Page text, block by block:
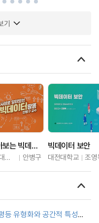
기
사례로 알아보는 빅데이터 활용
부산디지털대학교 안병구
빅데이터 보안
대전대학교 조
등 유형화와 공간적 특성